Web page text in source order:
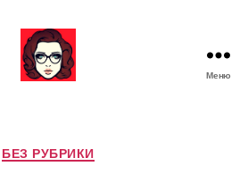
М
а
Меню
Р
у
БЕЗ РУБРИКИ